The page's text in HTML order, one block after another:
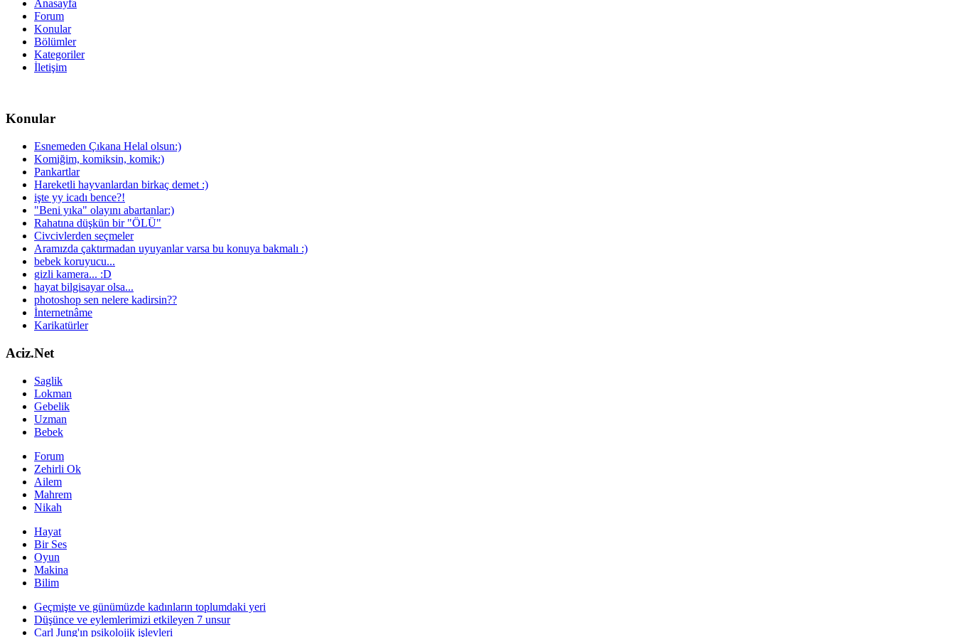
Anasayfa
Forum
Konular
Bölümler
Kategoriler
İletişim
Konular
Esnemeden Çıkana Helal olsun:)
Komiğim, komiksin, komik:)
Pankartlar
Hareketli hayvanlardan birkaç demet :)
işte yy icadı bence?!
"Beni yıka" olayını abartanlar:)
Rahatına düşkün bir "ÖLÜ"
Civcivlerden seçmeler
Aramızda çaktırmadan uyuyanlar varsa bu konuya bakmalı :)
bebek koruyucu...
gizli kamera... :D
hayat bilgisayar olsa...
photoshop sen nelere kadirsin??
İnternetnâme
Karikatürler
Aciz.Net
Saglik
Lokman
Gebelik
Uzman
Bebek
Forum
Zehirli Ok
Ailem
Mahrem
Nikah
Hayat
Bir Ses
Oyun
Makina
Bilim
Geçmişte ve günümüzde kadınların toplumdaki yeri
Düşünce ve eylemlerimizi etkileyen 7 unsur
Carl Jung'ın psikolojik işlevleri